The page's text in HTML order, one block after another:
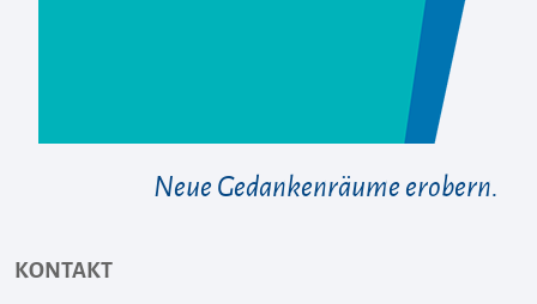
Neue Gedankenräume erobern.
KONTAKT